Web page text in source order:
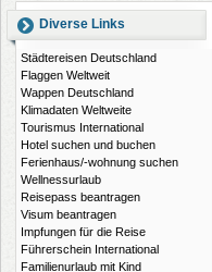
Diverse Links
Städtereisen Deutschland
Flaggen Weltweit
Wappen Deutschland
Klimadaten Weltweite
Tourismus International
Hotel suchen und buchen
Ferienhaus/-wohnung suchen
Wellnessurlaub
Reisepass beantragen
Visum beantragen
Impfungen für die Reise
Führerschein International
Familienurlaub mit Kind